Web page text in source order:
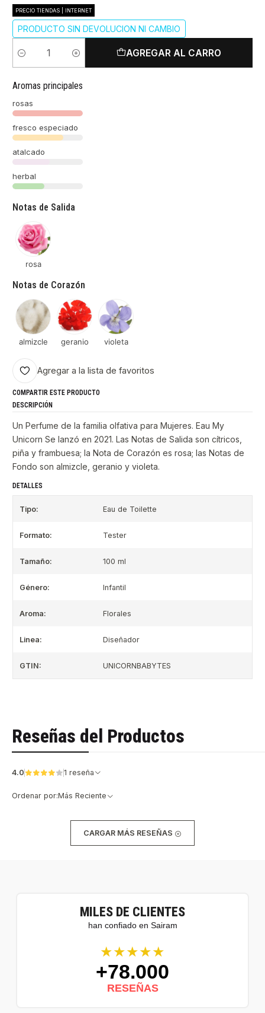
PRECIO TIENDAS | INTERNET
PRODUCTO SIN DEVOLUCION NI CAMBIO
Cantidad
AGREGAR AL CARRO
Aromas principales
rosas
fresco especiado
atalcado
herbal
Notas de Salida
rosa
Notas de Corazón
almizcle geranio violeta
Agregar a la lista de favoritos
COMPARTIR ESTE PRODUCTO
DESCRIPCIÓN
Un Perfume de la familia olfativa para Mujeres. Eau My
Unicorn Se lanzó en 2021. Las Notas de Salida son cítricos,
piña y frambuesa; la Nota de Corazón es rosa; las Notas de
Fondo son almizcle, geranio y violeta.
DETALLES
Tipo: Eau de Toilette
Formato: Tester
Tamaño: 100 ml
Género: Infantil
Aroma: Florales
Linea: Diseñador
GTIN: UNICORNBABYTES
Reseñas del Productos
4.0 1 reseña
Ordenar por:Más Reciente
CARGAR MÁS RESEÑAS
MILES DE CLIENTES
han confiado en Sairam
★★★★★
+78.000
RESEÑAS